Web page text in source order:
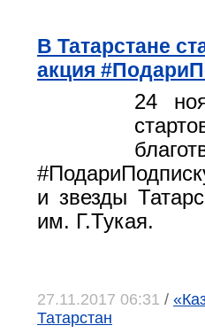
В Татарстане
акция
24
и звезды
им. Г.Тукая.
27.11.2017 06:31 /
Татарстан